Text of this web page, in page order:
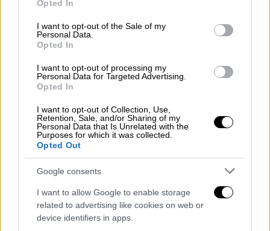
use your data for below specified purposes in below Google
consent section.
Opted In
I want to opt-out of the Sale of my
Personal Data.
Opted In
I want to opt-out of processing my
Personal Data for Targeted Advertising.
Opted In
I want to opt-out of Collection, Use,
Retention, Sale, and/or Sharing of my
Personal Data that Is Unrelated with the
Purposes for which it was collected.
Opted Out
Google consents
I want to allow Google to enable storage
related to advertising like cookies on web or
device identifiers in apps.
ΔΙΑΒΑΣΤΕ ΕΠΙΣΗΣ
«Σύντομα θα φύγουμε από το Ιράν»
λένε τώρα οι ΗΠΑ - «Ο Τραμπ θα
συνεχίσει λίγο ακόμα»
Όπως μεταδίδει το πρακτορείο Reuters , το
Nestle δεν αποκάλυψε πού ακριβώς χάθηκε
το φορτηγό.